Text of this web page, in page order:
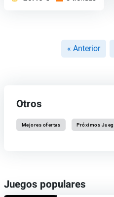
« Anterior
Otros
Mejores ofertas Próximos
Juegos populares